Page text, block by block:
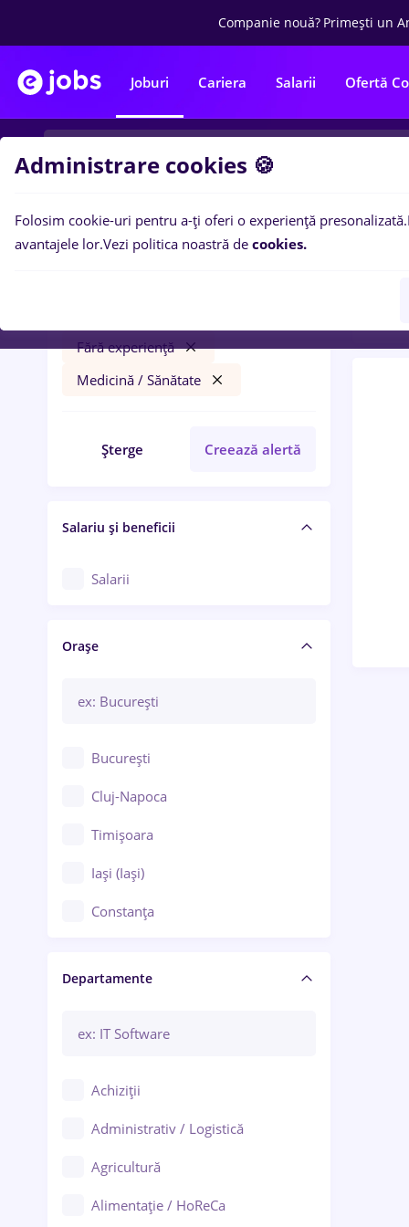
Companie nouă? Primești un
Joburi Cariera Salarii Ofertă
Filtre
Fără experiență
Medicină / Sănătate
Șterge Creează alertă
Salariu și beneficii
Salarii
Orașe
București
Cluj-Napoca
Timișoara
Iași (Iași)
Constanța
Brașov
Bacău
Galați (Galați)
Ploiești
Departamente
Achiziții
Administrativ / Logistică
Agricultură
Alimentație / HoReCa
0
Administrare cookies 🍪
Folosim cookie-uri pentru a-ți oferi o experiență presonalizată.
avantajele lor.Vezi politica noastră de cookies.